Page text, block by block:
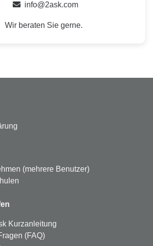
info@2ask.com
Wir beraten Sie gerne.
(mehrere Benutzer)
Kurzanleitung
(FAQ)